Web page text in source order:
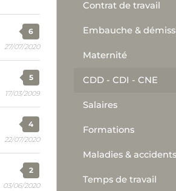
6
27/07/2020
5
17/03/2009
4
22/07/2020
2
03/06/2020
Contrat de travail
Embauche &
Maternité
CDD - CDI - CNE
Salaires
Formations
Maladies & accidents
Temps de travail